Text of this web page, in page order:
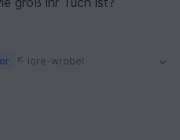
lore-wrobel